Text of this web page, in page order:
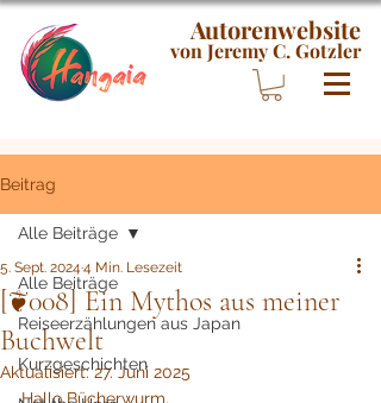
Autorenwebsite
von Jeremy C. Gotzler
Beitrag
Alle Beiträge
Reiseerzählungen aus Japan
Kurzgeschichten
Alle Beiträge
[❦008] Ein Mythos aus meiner
Buchwelt
5. Sept. 2024 4 Min. Lesezeit
Aktualisiert:27. Juni 2025
Hallo Bücherwurm,